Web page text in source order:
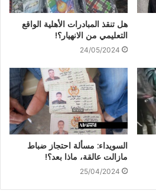
هل تنقذ المبادرات الأهلية الواقع
التعليمي من الانهيار؟!
24/05/2024
السويداء: مسألة احتجاز ضباط
مازالت عالقة، ماذا بعد؟!
25/04/2024